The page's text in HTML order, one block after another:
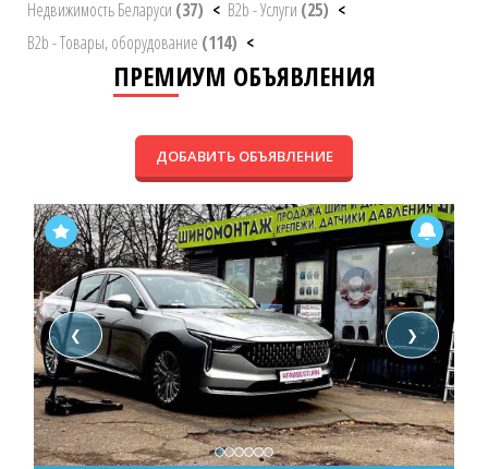
Недвижимость Беларуси (37) < B2b - Услуги (25) <
B2b - Товары, оборудование (114) <
ПРЕМИУМ ОБЪЯВЛЕНИЯ
ДОБАВИТЬ ОБЪЯВЛЕНИЕ
❮ ❯